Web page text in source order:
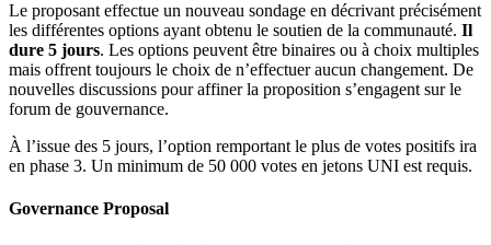
Le proposant effectue un nouveau sondage en décrivant précisément
les différentes options ayant obtenu le soutien de la communauté. Il
dure 5 jours. Les options peuvent être binaires ou à choix multiples
mais offrent toujours le choix de n’effectuer aucun changement. De
nouvelles discussions pour affiner la proposition s’engagent sur le
forum de gouvernance.
À l’issue des 5 jours, l’option remportant le plus de votes positifs ira
en phase 3. Un minimum de 50 000 votes en jetons UNI est requis.
Governance Proposal